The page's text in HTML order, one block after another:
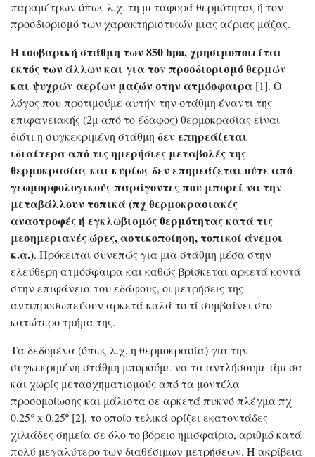
παραμέτρων όπως λ.χ. τη μεταφορά θερμότητας ή τον
προσδιορισμό των χαρακτηριστικών μιας αέριας μάζας.
Η ισοβαρική στάθμη των 850 hpa, χρησιμοποιείται
εκτός των άλλων και για τον προσδιορισμό θερμών
και ψυχρών αερίων μαζών στην ατμόσφαιρα [1]. Ο
λόγος που προτιμούμε αυτήν την στάθμη έναντι της
επιφανειακής (2μ από το έδαφος) θερμοκρασίας είναι
διότι η συγκεκριμένη στάθμη δεν επηρεάζεται
ιδιαίτερα από τις ημερήσιες μεταβολές της
θερμοκρασίας και κυρίως δεν επηρεάζεται ούτε από
γεωμορφολογικούς παράγοντες που μπορεί να την
μεταβάλλουν τοπικά (πχ θερμοκρασιακές
αναστροφές ή εγκλωβισμός θερμότητας κατά τις
μεσημεριανές ώρες, αστικοποίηση, τοπικοί άνεμοι
κ.α.). Πρόκειται συνεπώς για μια στάθμη μέσα στην
ελεύθερη ατμόσφαιρα και καθώς βρίσκεται αρκετά κοντά
στην επιφάνεια του εδάφους, οι μετρήσεις της
αντιπροσωπεύουν αρκετά καλά το τί συμβαίνει στο
κατώτερο τμήμα της.
Τα δεδομένα (όπως λ.χ. η θερμοκρασία) για την
συγκεκριμένη στάθμη μπορούμε να τα αντλήσουμε άμεσα
και χωρίς μετασχηματισμούς από τα μοντέλα
προσομοίωσης και μάλιστα σε αρκετά πυκνό πλέγμα πχ
0.25° x 0.25º [2], το οποίο τελικά ορίζει εκατοντάδες
χιλιάδες σημεία σε όλο το βόρειο ημισφαίριο, αριθμό κατά
πολύ μεγαλύτερο των διαθέσιμων μετρήσεων. Η ακρίβεια